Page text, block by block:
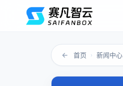
← 首页 › 新闻中心